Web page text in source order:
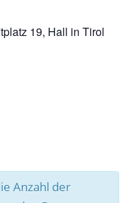
19, Hall in Tirol
Anzahl der